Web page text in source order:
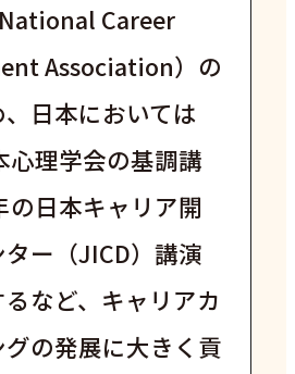
National Career
Association）の
日本においては
心理学会の基調講
の日本キャリア開
ー（JICD）講演
など、キャリアカ
の発展に大きく貢